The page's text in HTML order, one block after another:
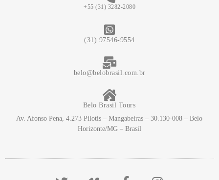
+55 (31) 3282-2080
(31) 97546-9554
belo@belobrasil.com.br
Belo Brasil Tours
Av. Afonso Pena, 4.273 Pilotis – Mangabeiras – 30.130-008 – Belo
Horizonte/MG – Brasil